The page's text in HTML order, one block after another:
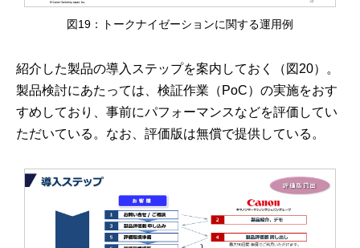
図19：トークナイゼーションに関する運用例
紹介した製品の導入ステップを案内しておく（図20）。
製品検討にあたっては、検証作業（PoC）の実施をおす
すめしており、事前にパフォーマンスなどを評価してい
ただいている。なお、評価版は無償で提供している。